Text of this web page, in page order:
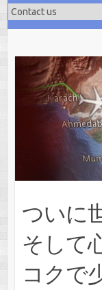
ついに
そして
コクで